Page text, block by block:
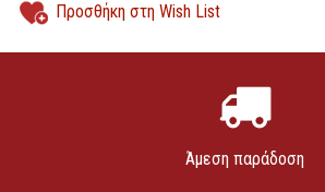
Προσθήκη στη Wish List
Άμεση παράδοση